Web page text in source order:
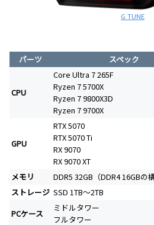
G TUNE
パーツ スペック
CPU
Core Ultra 7 265F
Ryzen 7 5700X
Ryzen 7 9800X3D
Ryzen 7 9700X
GPU
RTX 5070
RTX 5070 Ti
RX 9070
RX 9070 XT
メモリ
DDR5 32GB（DDR4 16GBの
ストレージ SSD 1TB～2TB
PCケース
ミドルタワー
フルタワー